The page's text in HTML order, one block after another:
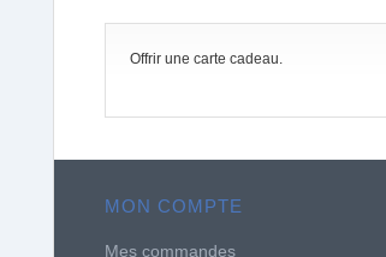
Offrir une carte cadeau.
MON COMPTE
Mes commandes